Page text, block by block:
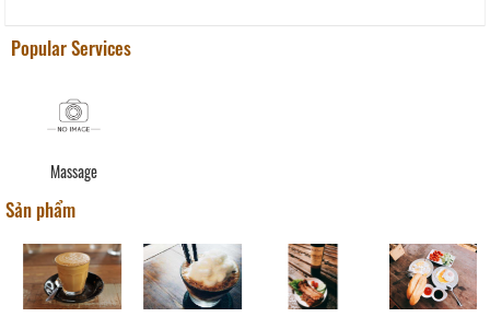
Popular Services
Massage
Sản phẩm